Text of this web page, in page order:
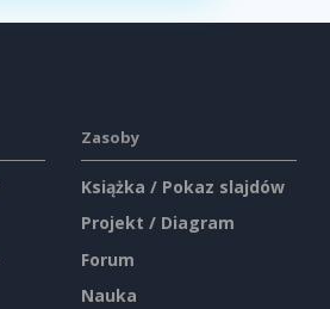
Zasoby
Książka / Pokaz slajdów
Projekt / Diagram
Forum
Nauka